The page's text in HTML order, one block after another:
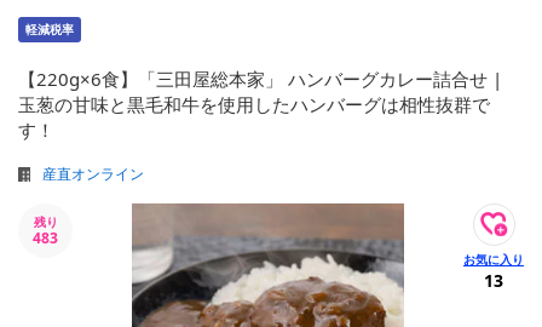
軽減税率
【220g×6食】「三田屋総本家」 ハンバーグカレー詰合せ |
玉葱の甘味と黒毛和牛を使用したハンバーグは相性抜群で
す！
産直オンライン
残り
483
13